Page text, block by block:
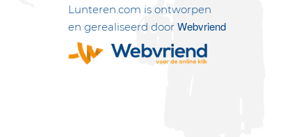
Lunteren.com is ontworpen
en gerealiseerd doorWebvriend